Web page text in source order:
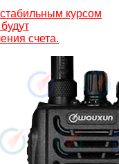
курсом
счета.